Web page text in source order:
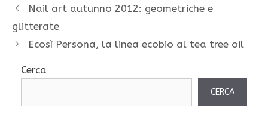
Nail art autunno 2012: geometriche e
glitterate
Ecosì Persona, la linea ecobio al tea tree oil
Cerca
CERCA